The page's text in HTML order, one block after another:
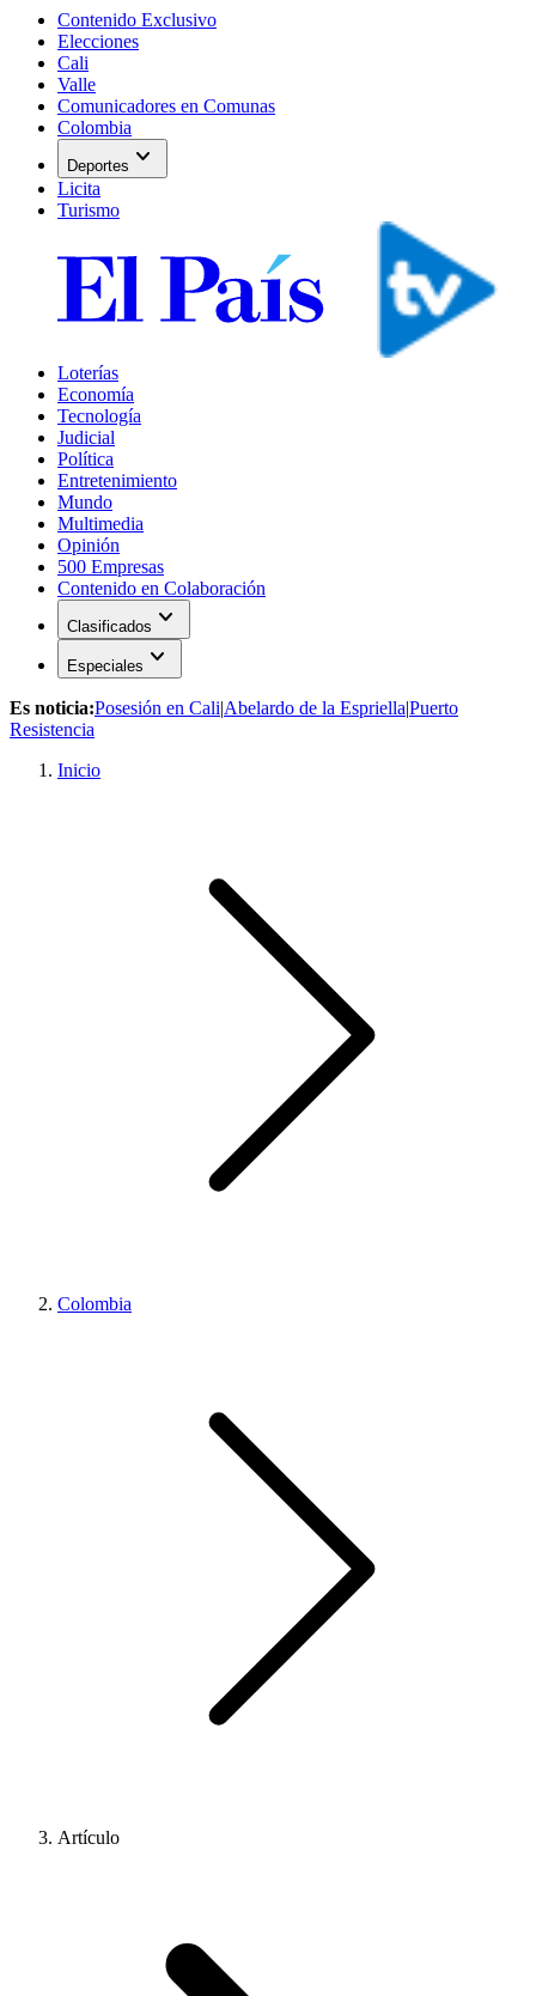
Contenido Exclusivo
Elecciones
Cali
Valle
Comunicadores en Comunas
Colombia
Deportes expand_more
Licita
Turismo
Loterías
Economía
Tecnología
Judicial
Política
Entretenimiento
Mundo
Multimedia
Opinión
500 Empresas
Contenido en Colaboración
Clasificados expand_more
Especiales expand_more
Es noticia:Posesión en Cali|Abelardo de la Espriella|Puerto
Resistencia
Inicio
Colombia
Artículo